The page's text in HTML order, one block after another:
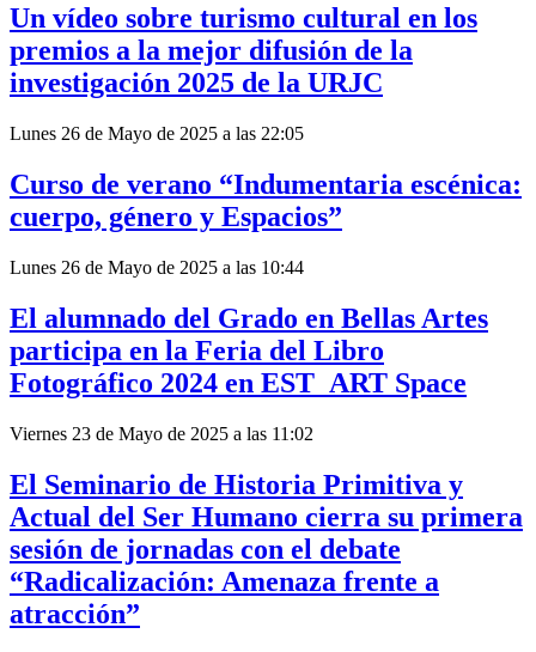
Un vídeo sobre turismo cultural en los
premios a la mejor difusión de la
investigación 2025 de la URJC
Lunes 26 de Mayo de 2025 a las 22:05
Curso de verano “Indumentaria escénica:
cuerpo, género y Espacios”
Lunes 26 de Mayo de 2025 a las 10:44
El alumnado del Grado en Bellas Artes
participa en la Feria del Libro
Fotográfico 2024 en EST_ART Space
Viernes 23 de Mayo de 2025 a las 11:02
El Seminario de Historia Primitiva y
Actual del Ser Humano cierra su primera
sesión de jornadas con el debate
“Radicalización: Amenaza frente a
atracción”